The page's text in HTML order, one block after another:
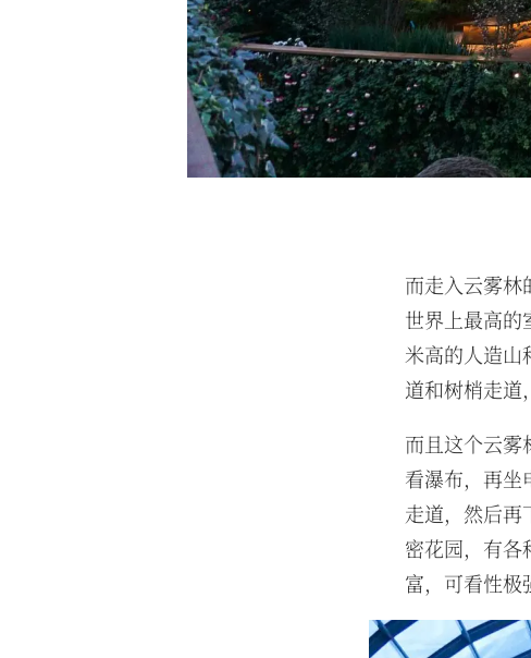
而走入云雾林
世界上最高的
米高的人造山
道和树梢走道
而且这个云雾
看瀑布，再坐
走道，然后
密花园，有各
富，可看性极